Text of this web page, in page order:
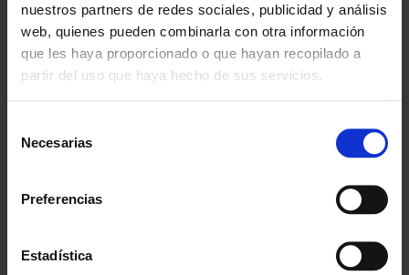
nuestros partners de redes sociales, publicidad y análisis
web, quienes pueden combinarla con otra información
que les haya proporcionado o que hayan recopilado a
partir del uso que haya hecho de sus servicios.
Necesarias
Preferencias
Estadística
Especialistas en colectivos
Descubre nuestras ventajas
Envío gratis
Garantía